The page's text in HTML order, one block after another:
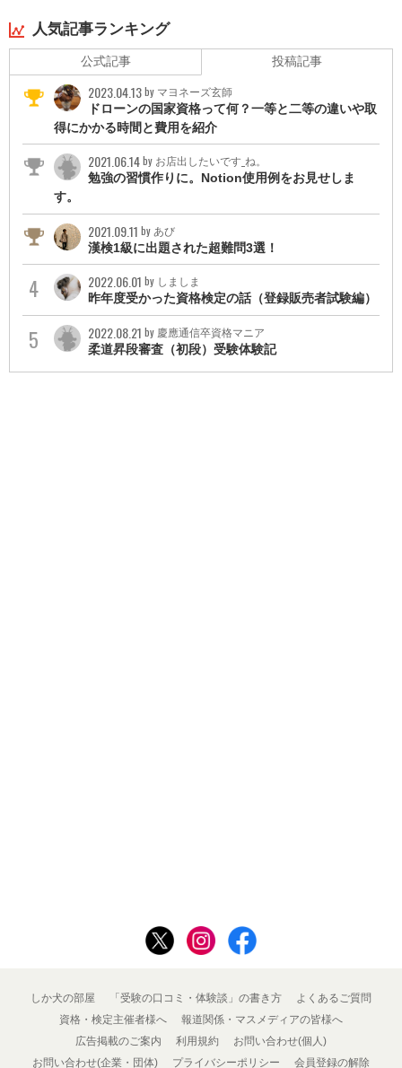
人気記事ランキング
公式記事 投稿記事
2023.04.13by マヨネーズ玄師
ドローンの国家資格って何？一等と二等の違いや取
得にかかる時間と費用を紹介
2021.06.14by お店出したいです_ね。
勉強の習慣作りに。Notion使用例をお見せしま
す。
2021.09.11 by あび
漢検1級に出題された超難問3選！
2022.06.01 by しましま
昨年度受かった資格検定の話（登録販売者試験編）
2022.08.21 by 慶應通信卒資格マニア
柔道昇段審査（初段）受験体験記
しか犬の部屋 「受験の口コミ・体験談」の書き方
よくあるご質問
資格・検定主催者様へ
報道関係・マスメディアの皆様へ
広告掲載のご案内
利用規約
お問い合わせ(個人)
お問い合わせ(企業・団体)
プライバシーポリシー 会員登録の解除